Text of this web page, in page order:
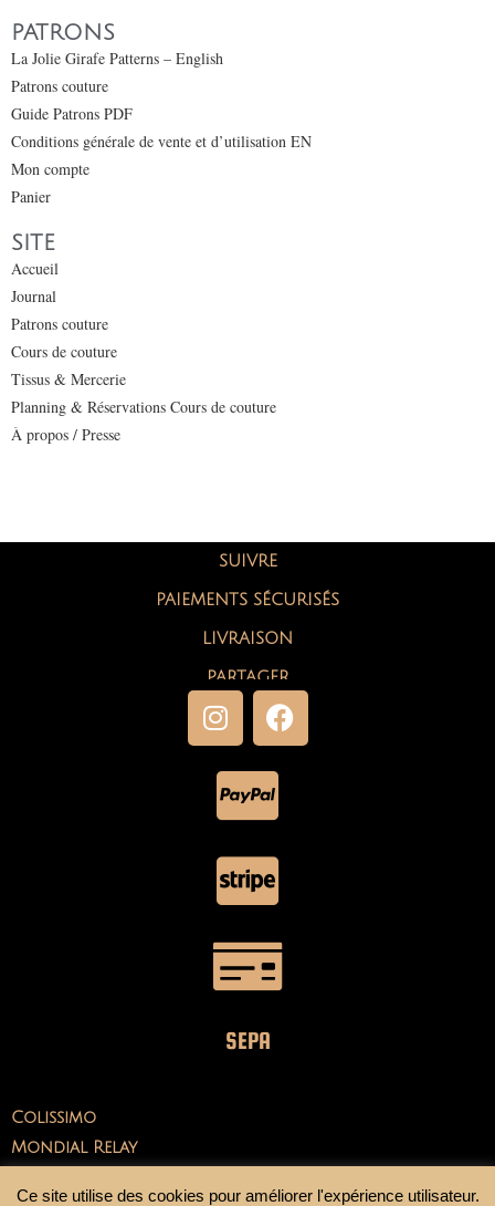
PATRONS
La Jolie Girafe Patterns – English
Patrons couture
Guide Patrons PDF
Conditions générale de vente et d’utilisation EN
Mon compte
Panier
SITE
Accueil
Journal
Patrons couture
Cours de couture
Tissus & Mercerie
Planning & Réservations Cours de couture
À propos / Presse
SUIVRE
PAIEMENTS SÉCURISÉS
LIVRAISON
PARTAGER
SEPA
Colissimo
Mondial Relay
Ce site utilise des cookies pour améliorer l'expérience utilisateur.